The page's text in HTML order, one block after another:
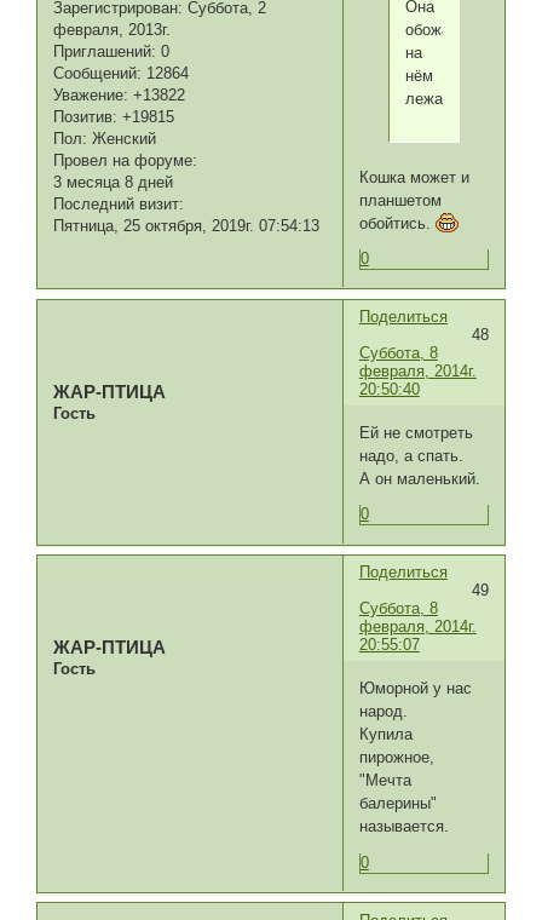
Зарегистрирован: Суббота, 2
февраля, 2013г.
Приглашений: 0
Сообщений: 12864
Уважение: +13822
Позитив: +19815
Пол: Женский
Провел на форуме:
3 месяца 8 дней
Последний визит:
Пятница, 25 октября, 2019г. 07:54:13
Она
обожает
на
нём
лежать.
Кошка может и
планшетом
обойтись.
0
Поделиться
48
Суббота, 8
февраля, 2014г.
20:50:40
ЖАР-ПТИЦА
Гость
Ей не смотреть
надо, а спать.
А он маленький.
0
Поделиться
49
Суббота, 8
февраля, 2014г.
20:55:07
ЖАР-ПТИЦА
Гость
Юморной у нас
народ.
Купила
пирожное,
"Мечта
балерины"
называется.
0